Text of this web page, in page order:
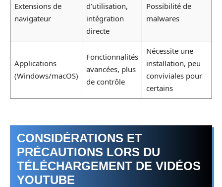
Extensions de
navigateur
d’utilisation,
intégration
directe
Possibilité de
malwares
Applications
(Windows/macOS)
Fonctionnalités
avancées, plus
de contrôle
Nécessite une
installation, peu
conviviales pour
certains
CONSIDÉRATIONS ET
PRÉCAUTIONS LORS DU
TÉLÉCHARGEMENT DE VIDÉOS
YOUTUBE